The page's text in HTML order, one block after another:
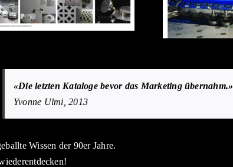
«Die letzten Kataloge bevor das Marketing übernahm.»
Yvonne Ulmi, 2013
Wissen der 90er Jahre.